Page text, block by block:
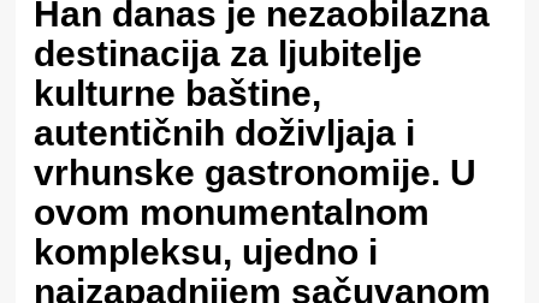
Han danas je nezaobilazna
destinacija za ljubitelje
kulturne baštine,
autentičnih doživljaja i
vrhunske gastronomije. U
ovom monumentalnom
kompleksu, ujedno i
najzapadnijem sačuvanom